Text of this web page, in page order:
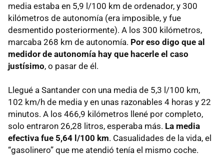
media estaba en 5,9 l/100 km de ordenador, y 300
kilómetros de autonomía (era imposible, y fue
desmentido posteriormente). A los 300 kilómetros,
marcaba 268 km de autonomía. Por eso digo que al
medidor de autonomía hay que hacerle el caso
justísimo, o pasar de él.
Llegué a Santander con una media de 5,3 l/100 km,
102 km/h de media y en unas razonables 4 horas y 22
minutos. A los 466,9 kilómetros llené por completo,
solo entraron 26,28 litros, esperaba más. La media
efectiva fue 5,64 l/100 km. Casualidades de la vida, el
“gasolinero” que me atendió tenía el mismo coche.